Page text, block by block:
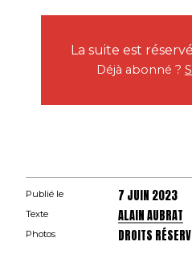
La suite est
Déjà abonné ?
Publié le 7 JUIN 2023
Texte ALAIN AUBRAT
Photos DROITS